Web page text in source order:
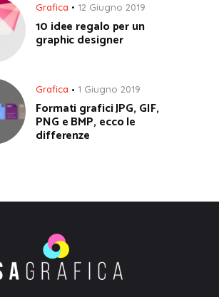
Grafica 12 Giugno 2019
10 idee regalo per un
graphic designer
Grafica 1 Giugno 2019
Formati grafici JPG, GIF,
PNG e BMP, ecco le
differenze